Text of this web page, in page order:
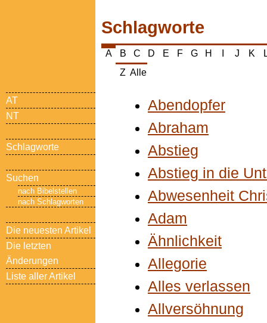
Schlagworte
A B C D E F G H J K
Z Alle
Abendopfer
Abraham
Abstieg
Abstieg in die
Abwesenheit
Adam
Ähnlichkeit
Allegorie
Alles verlassen
Allversöhnung
AT
NT
Schlagworte
Suchen
nach Bibelstellen
nach Schlagworten
Die neuesten Artikel
Die letzten
Änderungen
Liste aller Artikel